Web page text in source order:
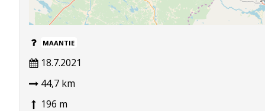
MAANTIE
18.7.2021
44,7 km
196 m